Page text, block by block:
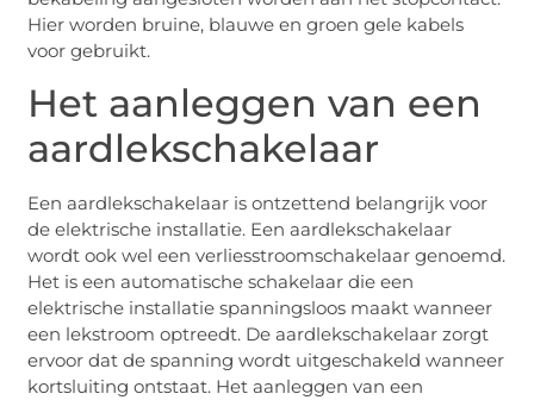
Hier worden bruine, blauwe en groen gele kabels
voor gebruikt.
Het aanleggen van een
aardlekschakelaar
Een aardlekschakelaar is ontzettend belangrijk voor
de elektrische installatie. Een aardlekschakelaar
wordt ook wel een verliesstroomschakelaar genoemd.
Het is een automatische schakelaar die een
elektrische installatie spanningsloos maakt wanneer
een lekstroom optreedt. De aardlekschakelaar zorgt
ervoor dat de spanning wordt uitgeschakeld wanneer
kortsluiting ontstaat. Het aanleggen van een